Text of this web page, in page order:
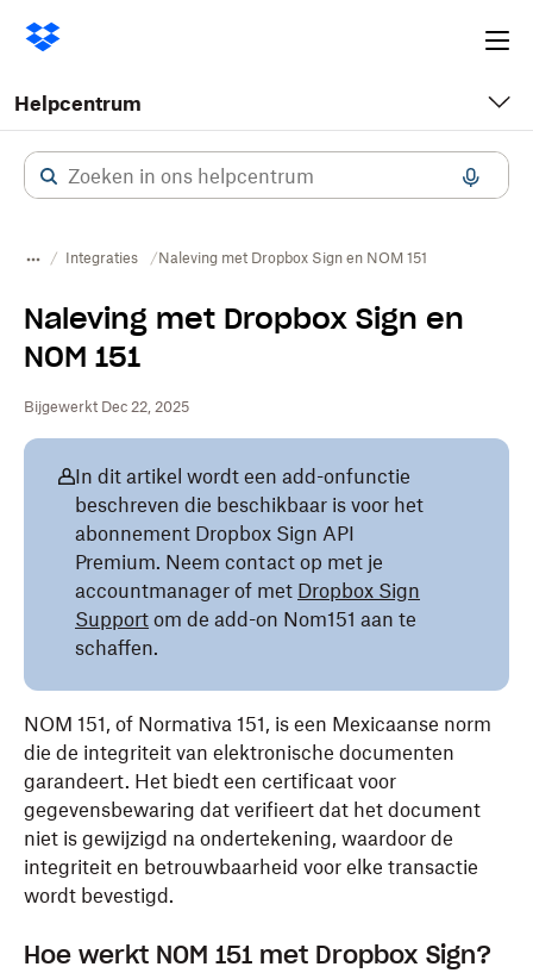
Helpcentrum
Integraties Naleving met Dropbox Sign en NOM 151
Naleving met Dropbox Sign en
NOM 151
Bijgewerkt Dec 22, 2025
In dit artikel wordt een add-onfunctie
beschreven die beschikbaar is voor het
abonnement Dropbox Sign API
Premium. Neem contact op met je
accountmanager of met Dropbox Sign
Support om de add-on Nom151 aan te
schaffen.
NOM 151, of Normativa 151, is een Mexicaanse norm
die de integriteit van elektronische documenten
garandeert. Het biedt een certificaat voor
gegevensbewaring dat verifieert dat het document
niet is gewijzigd na ondertekening, waardoor de
integriteit en betrouwbaarheid voor elke transactie
wordt bevestigd.
Hoe werkt NOM 151 met Dropbox Sign?